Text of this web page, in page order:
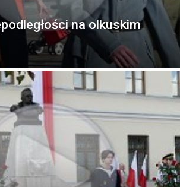
na olkuskim